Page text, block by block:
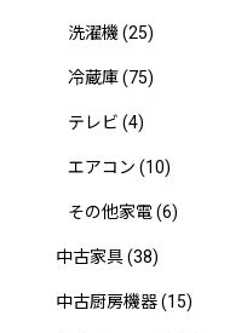
洗濯機 (25)
冷蔵庫(75)
テレビ (4)
エアコン (10)
その他家電(6)
中古家具(38)
中古厨房機器(15)